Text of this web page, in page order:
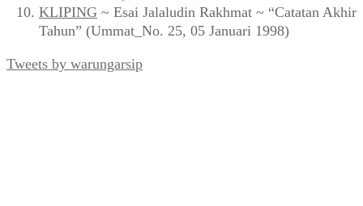
KLIPING ~ Esai Jalaludin Rakhmat ~ “Catatan Akhir
Tahun” (Ummat_No. 25, 05 Januari 1998)
Tweets by warungarsip